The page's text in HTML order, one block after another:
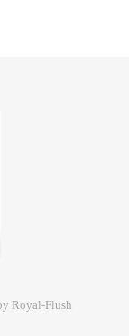
Royal-Flush